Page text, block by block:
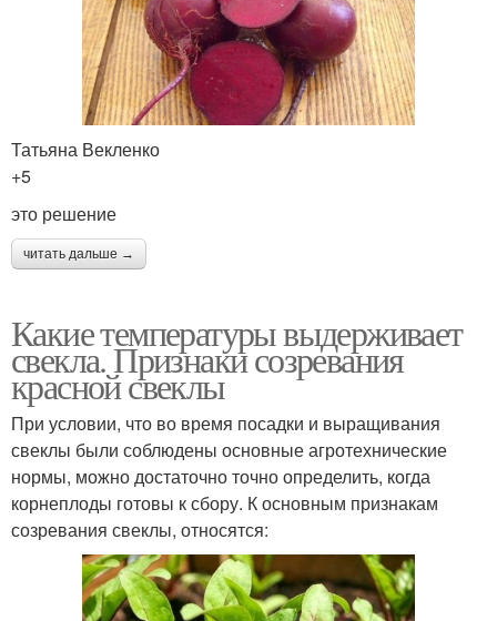
Татьяна Векленко
+5
это решение
читать дальше →
Какие температуры выдерживает
свекла. Признаки созревания
красной свеклы
При условии, что во время посадки и выращивания
свеклы были соблюдены основные агротехнические
нормы, можно достаточно точно определить, когда
корнеплоды готовы к сбору. К основным признакам
созревания свеклы, относятся: